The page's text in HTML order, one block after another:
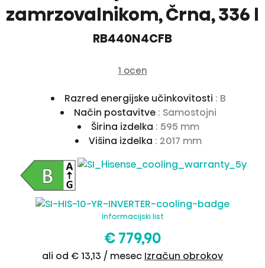
zamrzovalnikom, Črna, 336 l
RB440N4CFB
1 ocen
Razred energijske učinkovitosti : B
Način postavitve : Samostojni
Širina izdelka : 595 mm
Višina izdelka : 2017 mm
Informacijski list
€ 779,90
ali od € 13,13 / mesec Izračun obrokov